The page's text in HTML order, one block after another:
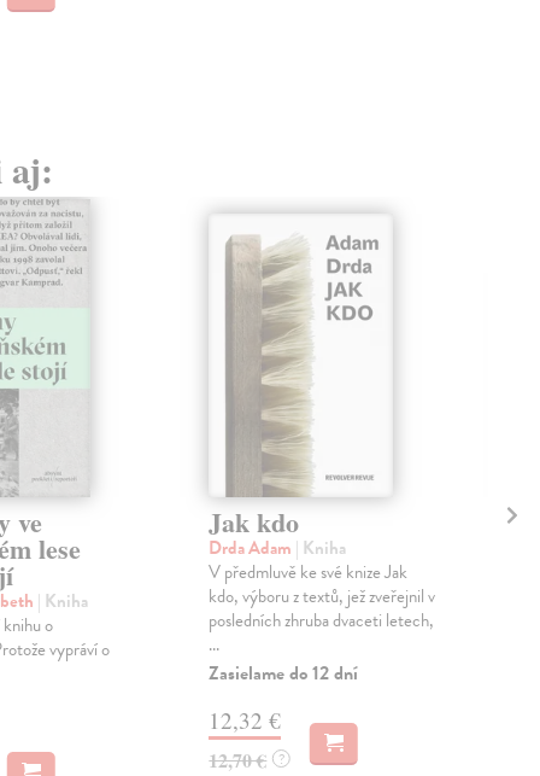
aj:
ve
lese
| Kniha
o
vypráví o
Jak kdo
Drda Adam | Kniha
V předmluvě ke své knize Jak
kdo, výboru z textů, jež zveřejnil v
posledních zhruba dvaceti letech,
...
Zasielame do 12 dní
12,32 €
12,70 € ?